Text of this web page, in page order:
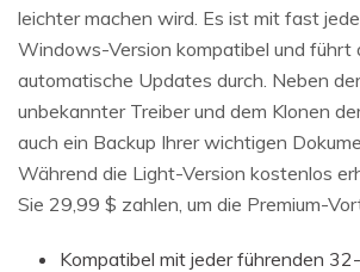
leichter machen wird. Es ist mit fast
Windows-Version kompatibel und führt
automatische Updates durch. Neben
unbekannter Treiber und dem Klonen
auch ein Backup Ihrer wichtigen
Während die Light-Version kostenlos
Sie 29,99 $ zahlen, um die Premium-
Kompatibel mit jeder führenden